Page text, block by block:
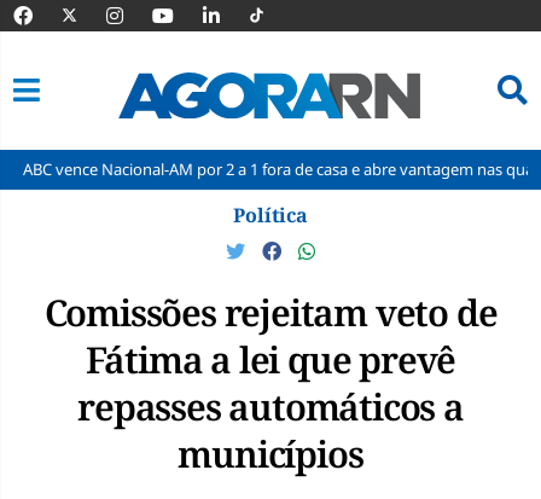
Nacional-AM por 2 a 1 fora de casa e abre vantagem nas quartas
Política
Comissões rejeitam veto de
Fátima a lei que prevê
repasses automáticos a
municípios